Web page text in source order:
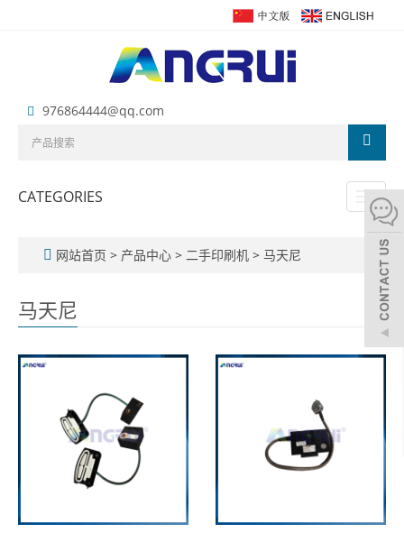
976864444@qq.com
Toggle
CATEGORIES
网站首页 > 产品中心 > 二手印刷机 > 马天尼
马天尼